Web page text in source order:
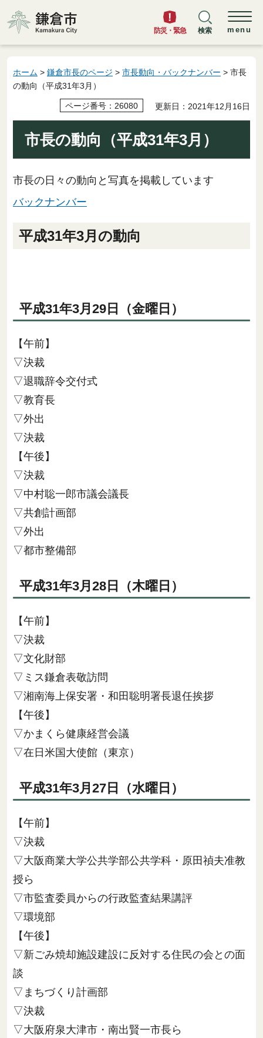
鎌倉市
防災・緊急 検索 menu
ホーム > 鎌倉市長のページ > 市長動向・バックナンバー > 市長
の動向（平成31年3月）
ページ番号：26080 更新日：2021年12月16日
市長の動向（平成31年3月）
市長の日々の動向と写真を掲載しています
バックナンバー
平成31年3月の動向
平成31年3月29日（金曜日）
【午前】
▽決裁
▽退職辞令交付式
▽教育長
▽外出
▽決裁
【午後】
▽決裁
▽中村聡一郎市議会議長
▽共創計画部
▽外出
▽都市整備部
平成31年3月28日（木曜日）
【午前】
▽決裁
▽文化財部
▽ミス鎌倉表敬訪問
▽湘南海上保安署・和田聡明署長退任挨拶
【午後】
▽かまくら健康経営会議
▽在日米国大使館（東京）
平成31年3月27日（水曜日）
【午前】
▽決裁
▽大阪商業大学公共学部公共学科・原田禎夫准教
授ら
▽市監査委員からの行政監査結果講評
▽環境部
【午後】
▽新ごみ焼却施設建設に反対する住民の会との面
談
▽まちづくり計画部
▽決裁
▽大阪府泉大津市・南出賢一市長ら